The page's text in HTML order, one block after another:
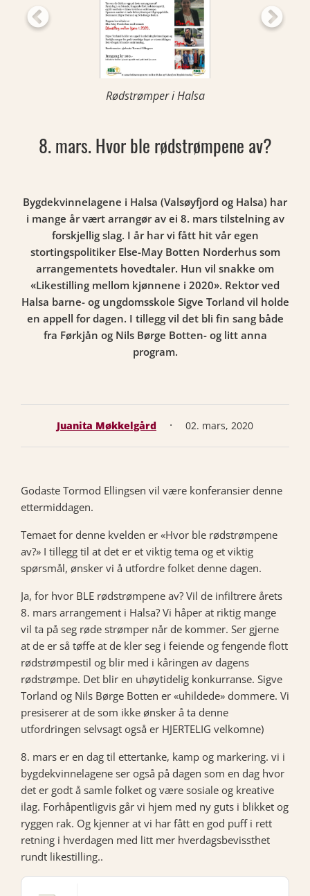
Rødstrømper i Halsa
8. mars. Hvor ble rødstrømpene av?
Bygdekvinnelagene i Halsa (Valsøyfjord og Halsa) har
i mange år vært arrangør av ei 8. mars tilstelning av
forskjellig slag. I år har vi fått hit vår egen
stortingspolitiker Else-May Botten Norderhus som
arrangementets hovedtaler. Hun vil snakke om
«Likestilling mellom kjønnene i 2020». Rektor ved
Halsa barne- og ungdomsskole Sigve Torland vil holde
en appell for dagen. I tillegg vil det bli fin sang både
fra Førkjån og Nils Børge Botten- og litt anna
program.
Juanita Møkkelgård · 02. mars, 2020
Godaste Tormod Ellingsen vil være konferansier denne
ettermiddagen.
Temaet for denne kvelden er «Hvor ble rødstrømpene
av?» I tillegg til at det er et viktig tema og et viktig
spørsmål, ønsker vi å utfordre folket denne dagen.
Ja, for hvor BLE rødstrømpene av? Vil de infiltrere årets
8. mars arrangement i Halsa? Vi håper at riktig mange
vil ta på seg røde strømper når de kommer. Ser gjerne
at de er så tøffe at de kler seg i feiende og fengende flott
rødstrømpestil og blir med i kåringen av dagens
rødstrømpe. Det blir en uhøytidelig konkurranse. Sigve
Torland og Nils Børge Botten er «uhildede» dommere. Vi
presiserer at de som ikke ønsker å ta denne
utfordringen selvsagt også er HJERTELIG velkomne)
8. mars er en dag til ettertanke, kamp og markering. vi i
bygdekvinnelagene ser også på dagen som en dag hvor
det er godt å samle folket og være sosiale og kreative
ilag. Forhåpentligvis går vi hjem med ny guts i blikket og
ryggen rak. Og kjenner at vi har fått en god puff i rett
retning i hverdagen med litt mer hverdagsbevissthet
rundt likestilling..